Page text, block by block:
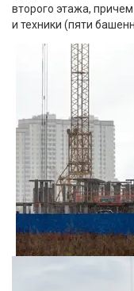
второго этажа,
и техники (пяти